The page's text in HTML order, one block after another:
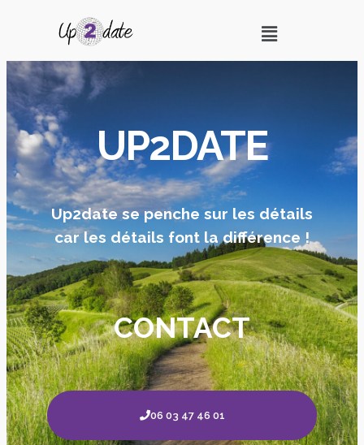
UP2DATE
Up2date se penche sur les détails
car les détails font la différence !
CONTACT
06 03 47 46 01